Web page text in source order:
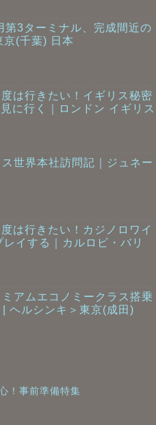
第3ターミナル、完成間近の
京(千葉) 日本
は行きたい！イギリス秘密
に行く｜ロンドン イギリス
世界本社訪問記｜ジュネー
は行きたい！カジノロワイ
イする｜カルロビ・バリ
アムエコノミークラス搭乗
ヘルシンキ＞東京(成田)
！事前準備特集